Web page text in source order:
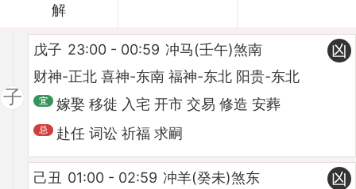
解
子
戊子 23:00 - 00:59 冲马(壬午)煞南
财神-正北 喜神-东南 福神-东北 阳贵-东北
嫁娶 移徙 入宅 开市 交易 修造 安葬
赴任 词讼 祈福 求嗣
凶
己丑 01:00 - 02:59 冲羊(癸未)煞东
凶